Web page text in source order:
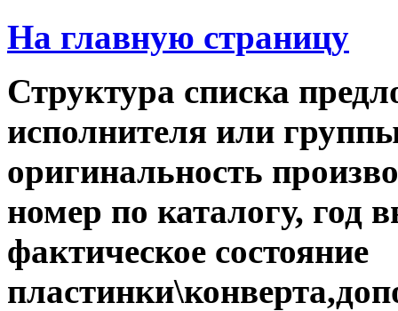
На главную страницу
Структура списка
исполнителя или
оригинальность
номер по каталогу, год
фактическое состояние